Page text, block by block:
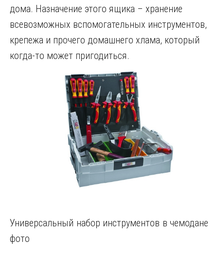
дома. Назначение этого ящика – хранение
всевозможных вспомогательных инструментов,
крепежа и прочего домашнего хлама, который
когда-то может пригодиться.
Универсальный набор инструментов в чемодане
фото